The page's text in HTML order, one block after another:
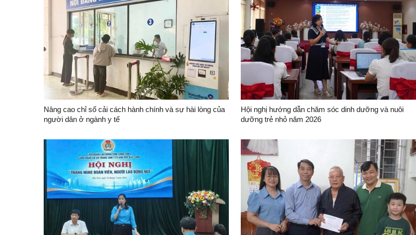
Nâng cao chỉ số cải cách hành chính và sự hài lòng của
người dân ở ngành y tế
Hội nghị hướng dẫn chăm sóc dinh dưỡng và nuôi
dưỡng trẻ nhỏ năm 2026